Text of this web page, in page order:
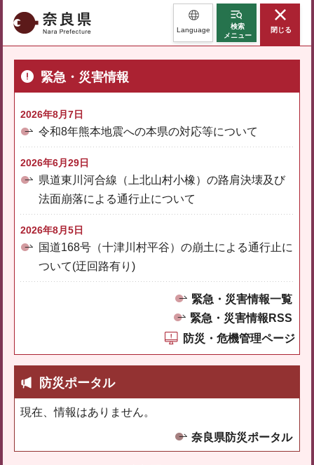
奈良県 Language
検索
メニュー
閉じる
緊急・災害情報
2026年8月7日
令和8年熊本地震への本県の対応等について
2026年6月29日
県道東川河合線（上北山村小橡）の路肩決壊及び
法面崩落による通行止について
2026年8月5日
国道168号（十津川村平谷）の崩土による通行止に
ついて(迂回路有り)
緊急・災害情報一覧
緊急・災害情報RSS
防災・危機管理ページ
防災ポータル
現在、情報はありません。
奈良県防災ポータル